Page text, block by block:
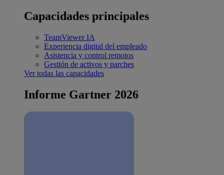
Capacidades principales
TeamViewer IA
Experiencia digital del empleado
Asistencia y control remotos
Gestión de activos y parches
Ver todas las capacidades
Informe Gartner 2026